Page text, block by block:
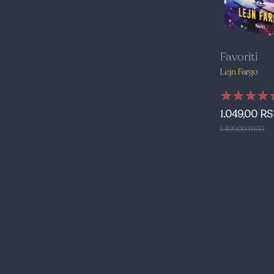
Favoriti
Lejn Fargo
1.049,00
1.499,00 RSD